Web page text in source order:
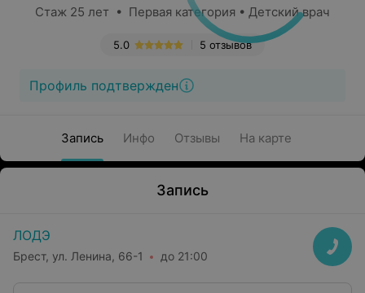
Стаж 25 лет • Первая категория • Детский врач
5 отзывов
5.0
Профиль подтвержден
Запись Инфо Отзывы На карте
Запись
ЛОДЭ
Брест, ул. Ленина, 66-1 до 21:00